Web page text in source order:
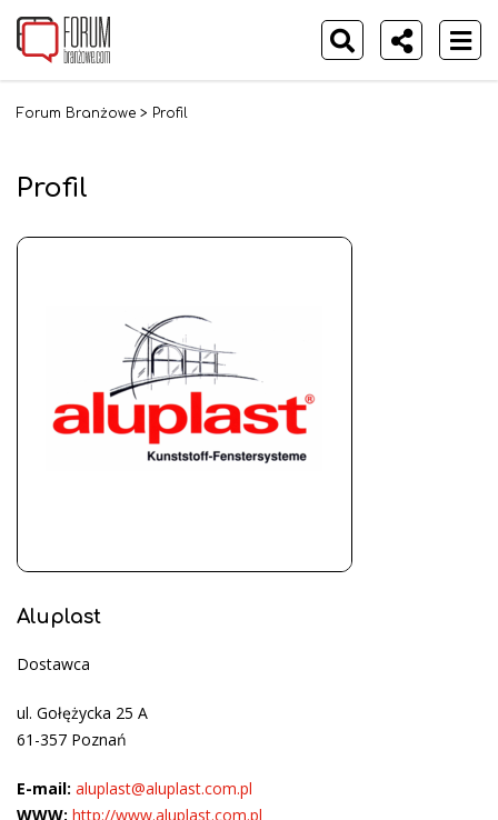
Forum Branżowe > Profil
Profil
Aluplast
Dostawca
ul. Gołężycka 25 A
61-357 Poznań
E-mail: aluplast@aluplast.com.pl
WWW: http://www.aluplast.com.pl